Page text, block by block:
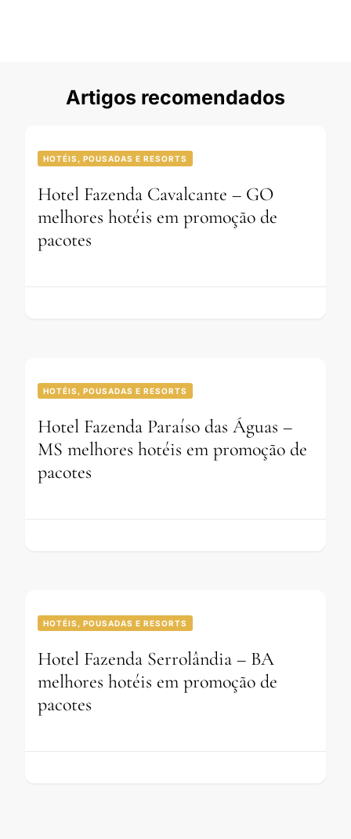
Artigos recomendados
HOTÉIS, POUSADAS E RESORTS
Hotel Fazenda Cavalcante – GO
melhores hotéis em promoção de
pacotes
HOTÉIS, POUSADAS E RESORTS
Hotel Fazenda Paraíso das Águas –
MS melhores hotéis em promoção de
pacotes
HOTÉIS, POUSADAS E RESORTS
Hotel Fazenda Serrolândia – BA
melhores hotéis em promoção de
pacotes